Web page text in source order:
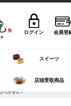
ログイン 会員登
スイーツ
店頭受取商品
ろかせん～